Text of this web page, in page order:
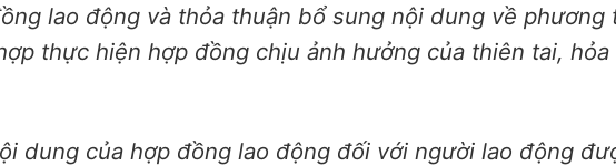
lao động và thỏa thuận bổ sung nội dung về phương
thực hiện hợp đồng chịu ảnh hưởng của thiên tai, hỏa
dung của hợp đồng lao động đối với người lao động